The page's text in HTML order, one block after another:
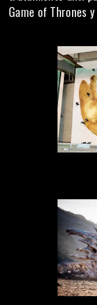
Game of Thrones